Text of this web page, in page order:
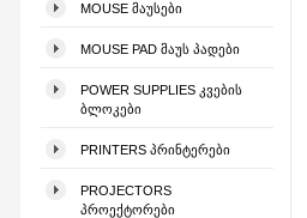
MOUSE ᲛᲐᲣᲡᲔᲑᲘ
MOUSE PAD ᲛᲐᲣᲡ ᲞᲐᲓᲔᲑᲘ
POWER SUPPLIES ᲙᲕᲔᲑᲘᲡ
ᲑᲚᲝᲙᲔᲑᲘ
PRINTERS ᲞᲠᲘᲜᲢᲔᲠᲔᲑᲘ
PROJECTORS
ᲞᲠᲝᲔᲥᲢᲝᲠᲔᲑᲘ